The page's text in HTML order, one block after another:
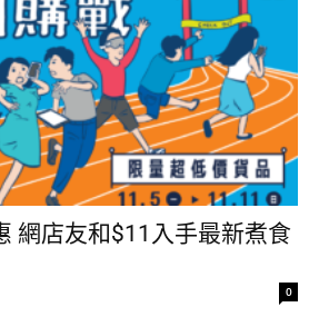
網店友和$11入手最新煮食
0